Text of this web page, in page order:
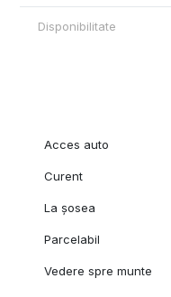
Disponibilitate
Acces auto
Curent
La șosea
Parcelabil
Vedere spre munte